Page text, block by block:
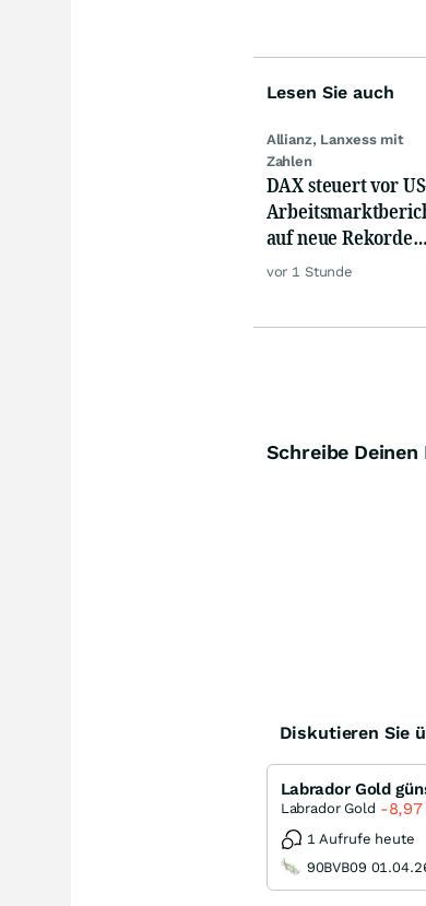
Lesen Sie auch
Allianz, Lanxess mit
Zahlen
DAX steuert vor
auf neue Rekorde
zu, Öl steigt
vor 1 Stunde
Schreibe
Diskutieren Sie
Labrador Gold
Labrador Gold -
1 Aufrufe heute
90BVB09